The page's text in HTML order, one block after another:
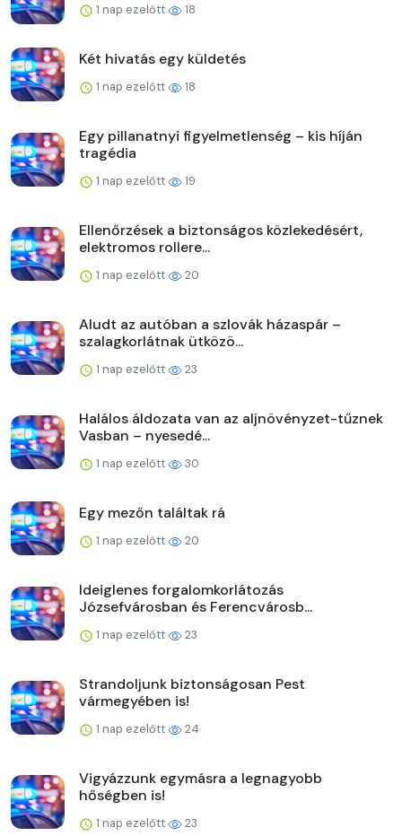
1 nap ezelőtt 18
Két hivatás egy küldetés
1 nap ezelőtt 18
Egy pillanatnyi figyelmetlenség – kis híján
tragédia
1 nap ezelőtt 19
Ellenőrzések a biztonságos közlekedésért,
elektromos rollere...
1 nap ezelőtt 20
Aludt az autóban a szlovák házaspár –
szalagkorlátnak ütközö...
1 nap ezelőtt 23
Halálos áldozata van az aljnövényzet-tűznek
Vasban – nyesedé...
1 nap ezelőtt 30
Egy mezőn találtak rá
1 nap ezelőtt 20
Ideiglenes forgalomkorlátozás
Józsefvárosban és Ferencvárosb...
1 nap ezelőtt 23
Strandoljunk biztonságosan Pest
vármegyében is!
1 nap ezelőtt 24
Vigyázzunk egymásra a legnagyobb
hőségben is!
1 nap ezelőtt 23